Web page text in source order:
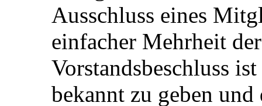
Ausschluss eines
einfacher Mehrheit
Vorstandsbeschluss
bekannt zu geben